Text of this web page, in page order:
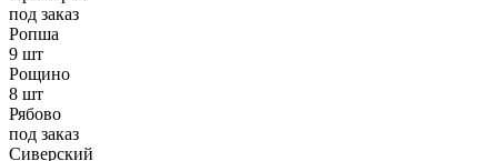
под заказ
Ропша
9 шт
Рощино
8 шт
Рябово
под заказ
Сиверский